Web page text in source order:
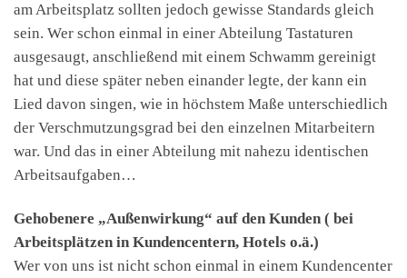
am Arbeitsplatz sollten jedoch gewisse Standards gleich
sein. Wer schon einmal in einer Abteilung Tastaturen
ausgesaugt, anschließend mit einem Schwamm gereinigt
hat und diese später neben einander legte, der kann ein
Lied davon singen, wie in höchstem Maße unterschiedlich
der Verschmutzungsgrad bei den einzelnen Mitarbeitern
war. Und das in einer Abteilung mit nahezu identischen
Arbeitsaufgaben…
Gehobenere „Außenwirkung“ auf den Kunden ( bei
Arbeitsplätzen in Kundencentern, Hotels o.ä.)
Wer von uns ist nicht schon einmal in einem Kundencenter